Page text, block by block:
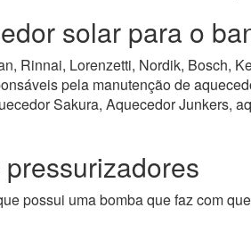
solar para o
Rinnai, Lorenzetti, Nordik, Bosch,
pela manutenção de
Sakura, Aquecedor Junkers,
possui uma bomba que faz com